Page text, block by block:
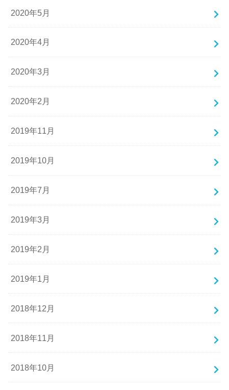
2020年5月
2020年4月
2020年3月
2020年2月
2019年11月
2019年10月
2019年7月
2019年3月
2019年2月
2019年1月
2018年12月
2018年11月
2018年10月